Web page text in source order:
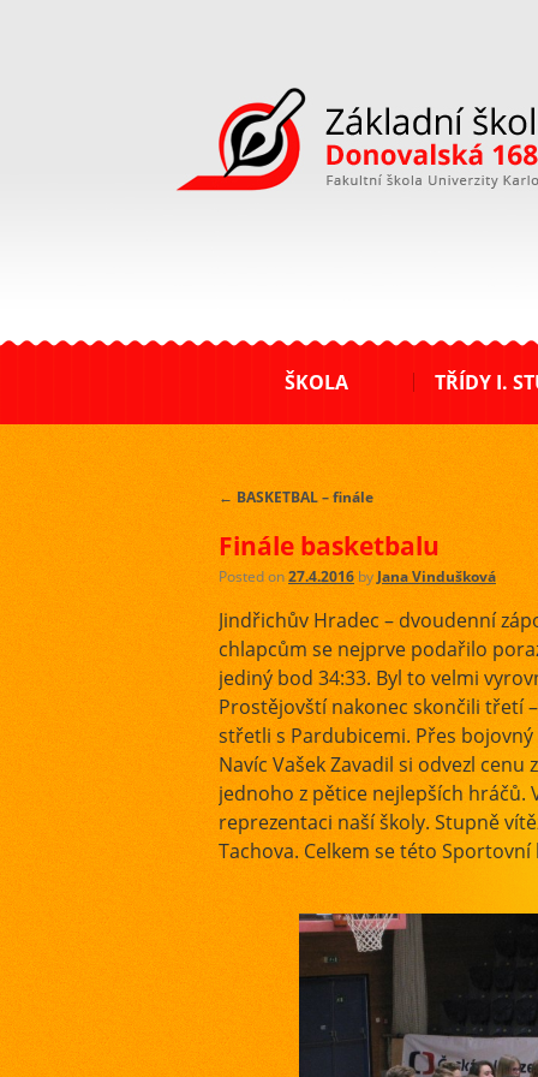
ZŠ Donovalská
ŠKOLA TŘÍDY I.
← BASKETBAL – finále
Finále basketbalu
Posted on27.4.2016 by Jana Vindušková
Jindřichův Hradec – dvoudenní
chlapcům se nejprve podařilo
jediný bod 34:33. Byl to velmi
Prostějovští nakonec skončili třetí
střetli s Pardubicemi. Přes
Navíc Vašek Zavadil si odvezl
jednoho z pětice nejlepších hráčů.
reprezentaci naší školy. Stupně
Tachova. Celkem se této